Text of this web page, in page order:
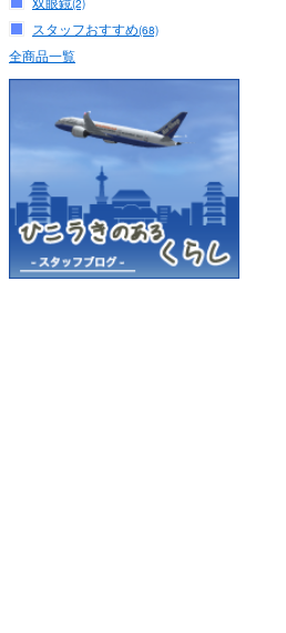
スタッフおすすめ(68)
全商品一覧